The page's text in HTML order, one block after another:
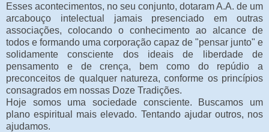
Esses acontecimentos, no seu conjunto, dotaram A.A. de um
arcabouço intelectual jamais presenciado em outras
associações, colocando o conhecimento ao alcance de
todos e formando uma corporação capaz de "pensar junto" e
solidamente consciente dos ideais de liberdade de
pensamento e de crença, bem como do repúdio a
preconceitos de qualquer natureza, conforme os princípios
consagrados em nossas Doze Tradições.
Hoje somos uma sociedade consciente. Buscamos um
plano espiritual mais elevado. Tentando ajudar outros, nos
ajudamos.